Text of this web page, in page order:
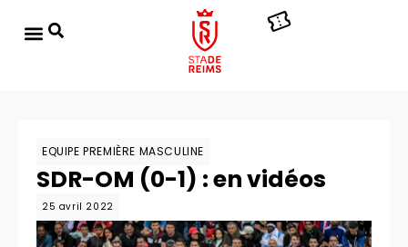
EQUIPE PREMIÈRE MASCULINE
SDR-OM (0-1) : en vidéos
25 avril 2022